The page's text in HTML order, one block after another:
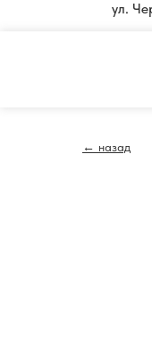
ул.
← назад